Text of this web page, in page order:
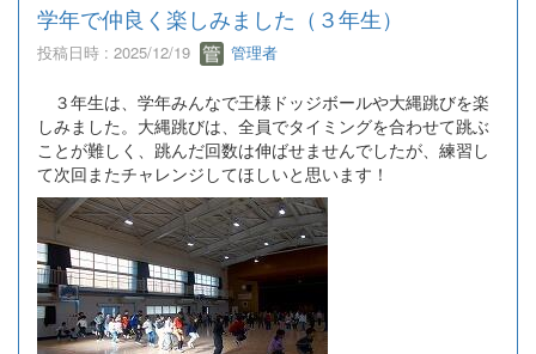
学年で仲良く楽しみました（３年生）
投稿日時 : 2025/12/19 管理者
３年生は、学年みんなで王様ドッジボールや大縄跳びを楽
しみました。大縄跳びは、全員でタイミングを合わせて跳ぶ
ことが難しく、跳んだ回数は伸ばせませんでしたが、練習し
て次回またチャレンジしてほしいと思います！